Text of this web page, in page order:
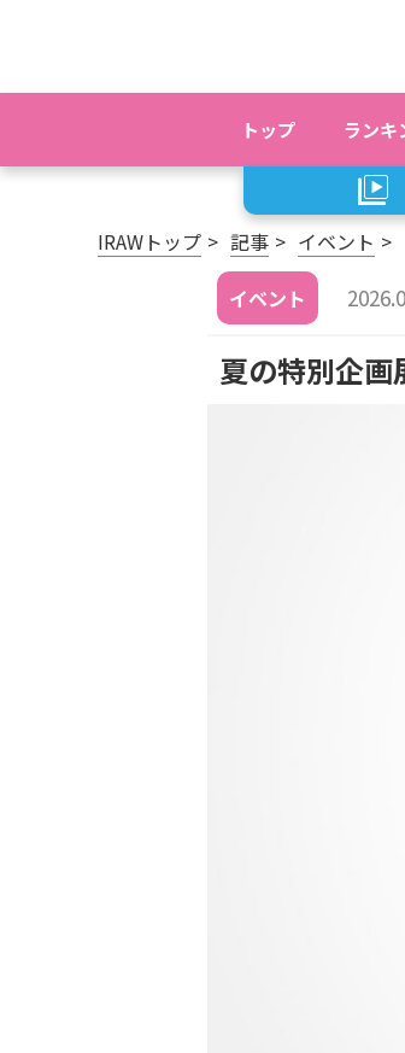
トップ ランキ
IRAWトップ 記事
イベント
イベント
夏の特別企